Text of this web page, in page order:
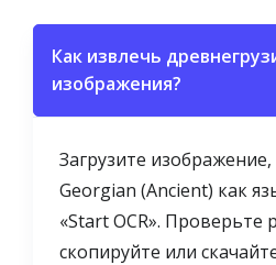
Как извлечь
изображения?
Загрузите
Georgian (Ancient) как
«Start OCR». Проверьте
скопируйте или